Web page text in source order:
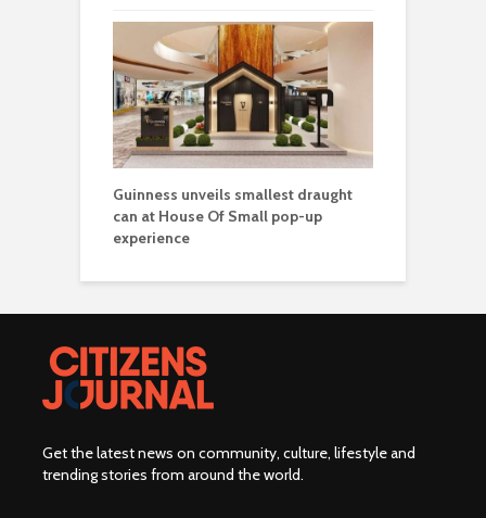
Guinness unveils smallest draught
can at House Of Small pop-up
experience
Get the latest news on community, culture, lifestyle and
trending stories from around the world.